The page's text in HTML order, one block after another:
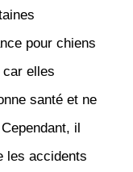
pour chiens
car elles
santé et ne
il
les accidents